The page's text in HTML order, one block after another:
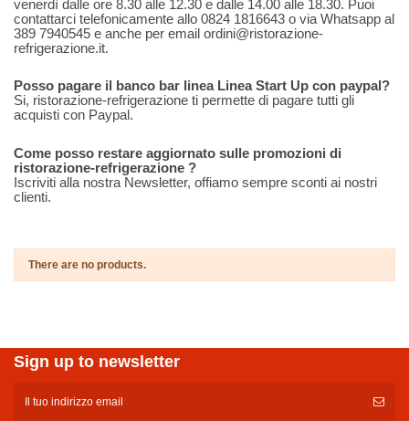
venerdì dalle ore 8.30 alle 12.30 e dalle 14.00 alle 18.30. Puoi
contattarci telefonicamente allo 0824 1816643 o via Whatsapp al
389 7940545 e anche per email ordini@ristorazione-
refrigerazione.it.
Posso pagare il banco bar linea Linea Start Up con paypal?
Si, ristorazione-refrigerazione ti permette di pagare tutti gli
acquisti con Paypal.
Come posso restare aggiornato sulle promozioni di
ristorazione-refrigerazione ?
Iscriviti alla nostra Newsletter, offiamo sempre sconti ai nostri
clienti.
There are no products.
Sign up to newsletter